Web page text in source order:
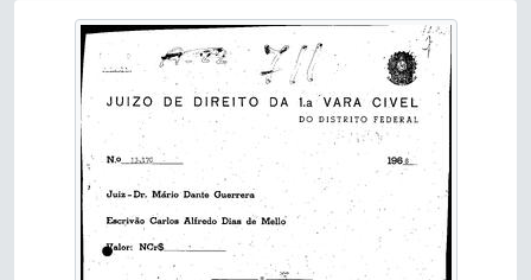
[Subseries] 112.61 - 112.61 - Contratos/Instituições de Ensino/Acesso à Educação
[Subseries] 112.7 - 112.7 - Contratos/Fiança
[Subseries] 112.81 - 112.81 - Contratos/Contratos imobiliários/Sistema Financeiro de Habitação
[Subseries] 112.82 - 112.82 - Contratos/Contratos Imobiliários/Incorporação imobiliária
[Subseries] 112.89 - 112.89 - Contratos/Contratos Imobiliários/Outros contratos imobiliários
[Subseries] 112.92 - 112.92 - Contratos/Outros assuntos referentes a contratos/Previdência privada
[Subseries] 112.93 - 112.93 - Contratos/Outros assuntos referentes a contratos/Contratos de seguro
[Subseries] 112.94 - 112.94 - Contratos/Outros assuntos referentes a contratos/Comodato
[Subseries] 112.99 - 112.99 - Contratos/Outros assuntos referentes a contratos/Outros contratos
[Subseries] 113 - 113 - Locação